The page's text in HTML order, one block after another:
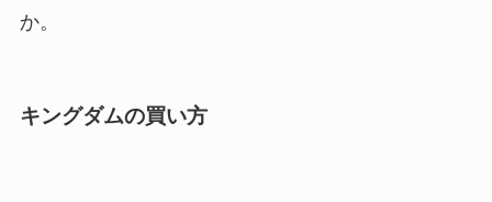
か。
キングダムの買い方